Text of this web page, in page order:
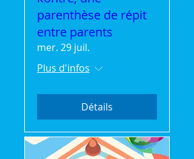
parenthèse de répit
entre parents
mer. 29 juil.
Plus d'infos
Détails